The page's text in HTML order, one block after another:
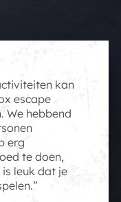
kan
escape
We hebbend
erg
te doen,
is leuk dat je